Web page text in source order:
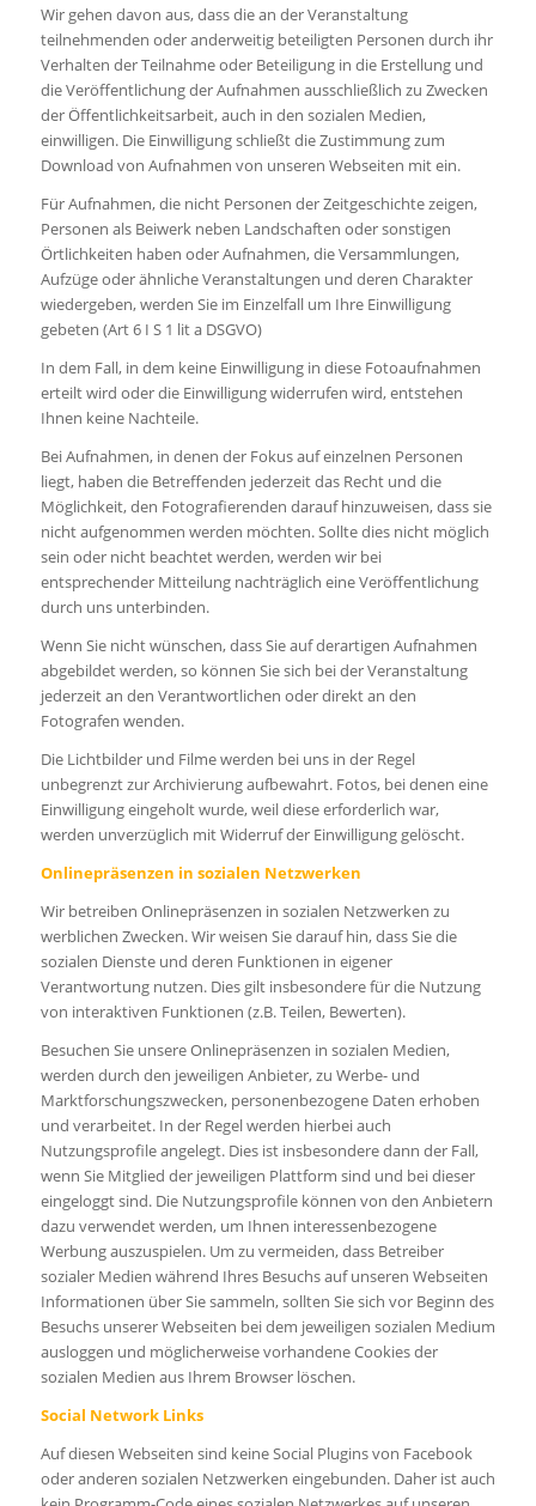
Wir gehen davon aus, dass die an der Veranstaltung
teilnehmenden oder anderweitig beteiligten Personen durch ihr
Verhalten der Teilnahme oder Beteiligung in die Erstellung und
die Veröffentlichung der Aufnahmen ausschließlich zu Zwecken
der Öffentlichkeitsarbeit, auch in den sozialen Medien,
einwilligen. Die Einwilligung schließt die Zustimmung zum
Download von Aufnahmen von unseren Webseiten mit ein.
Für Aufnahmen, die nicht Personen der Zeitgeschichte zeigen,
Personen als Beiwerk neben Landschaften oder sonstigen
Örtlichkeiten haben oder Aufnahmen, die Versammlungen,
Aufzüge oder ähnliche Veranstaltungen und deren Charakter
wiedergeben, werden Sie im Einzelfall um Ihre Einwilligung
gebeten (Art 6 I S 1 lit a DSGVO)
In dem Fall, in dem keine Einwilligung in diese Fotoaufnahmen
erteilt wird oder die Einwilligung widerrufen wird, entstehen
Ihnen keine Nachteile.
Bei Aufnahmen, in denen der Fokus auf einzelnen Personen
liegt, haben die Betreffenden jederzeit das Recht und die
Möglichkeit, den Fotografierenden darauf hinzuweisen, dass sie
nicht aufgenommen werden möchten. Sollte dies nicht möglich
sein oder nicht beachtet werden, werden wir bei
entsprechender Mitteilung nachträglich eine Veröffentlichung
durch uns unterbinden.
Wenn Sie nicht wünschen, dass Sie auf derartigen Aufnahmen
abgebildet werden, so können Sie sich bei der Veranstaltung
jederzeit an den Verantwortlichen oder direkt an den
Fotografen wenden.
Die Lichtbilder und Filme werden bei uns in der Regel
unbegrenzt zur Archivierung aufbewahrt. Fotos, bei denen eine
Einwilligung eingeholt wurde, weil diese erforderlich war,
werden unverzüglich mit Widerruf der Einwilligung gelöscht.
Onlinepräsenzen in sozialen Netzwerken
Wir betreiben Onlinepräsenzen in sozialen Netzwerken zu
werblichen Zwecken. Wir weisen Sie darauf hin, dass Sie die
sozialen Dienste und deren Funktionen in eigener
Verantwortung nutzen. Dies gilt insbesondere für die Nutzung
von interaktiven Funktionen (z.B. Teilen, Bewerten).
Besuchen Sie unsere Onlinepräsenzen in sozialen Medien,
werden durch den jeweiligen Anbieter, zu Werbe- und
Marktforschungszwecken, personenbezogene Daten erhoben
und verarbeitet. In der Regel werden hierbei auch
Nutzungsprofile angelegt. Dies ist insbesondere dann der Fall,
wenn Sie Mitglied der jeweiligen Plattform sind und bei dieser
eingeloggt sind. Die Nutzungsprofile können von den Anbietern
dazu verwendet werden, um Ihnen interessenbezogene
Werbung auszuspielen. Um zu vermeiden, dass Betreiber
sozialer Medien während Ihres Besuchs auf unseren Webseiten
Informationen über Sie sammeln, sollten Sie sich vor Beginn des
Besuchs unserer Webseiten bei dem jeweiligen sozialen Medium
ausloggen und möglicherweise vorhandene Cookies der
sozialen Medien aus Ihrem Browser löschen.
Social Network Links
Auf diesen Webseiten sind keine Social Plugins von Facebook
oder anderen sozialen Netzwerken eingebunden. Daher ist auch